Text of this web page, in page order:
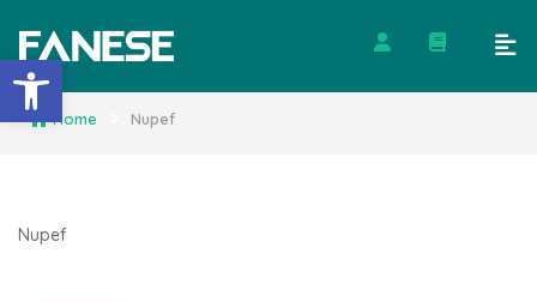
Barra de Ferramentas
Home Nupef
Nupef